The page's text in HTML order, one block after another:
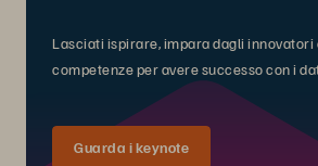
Lasciati ispirare, impara dagli innovatori
competenze per avere successo con i
Guarda i keynote